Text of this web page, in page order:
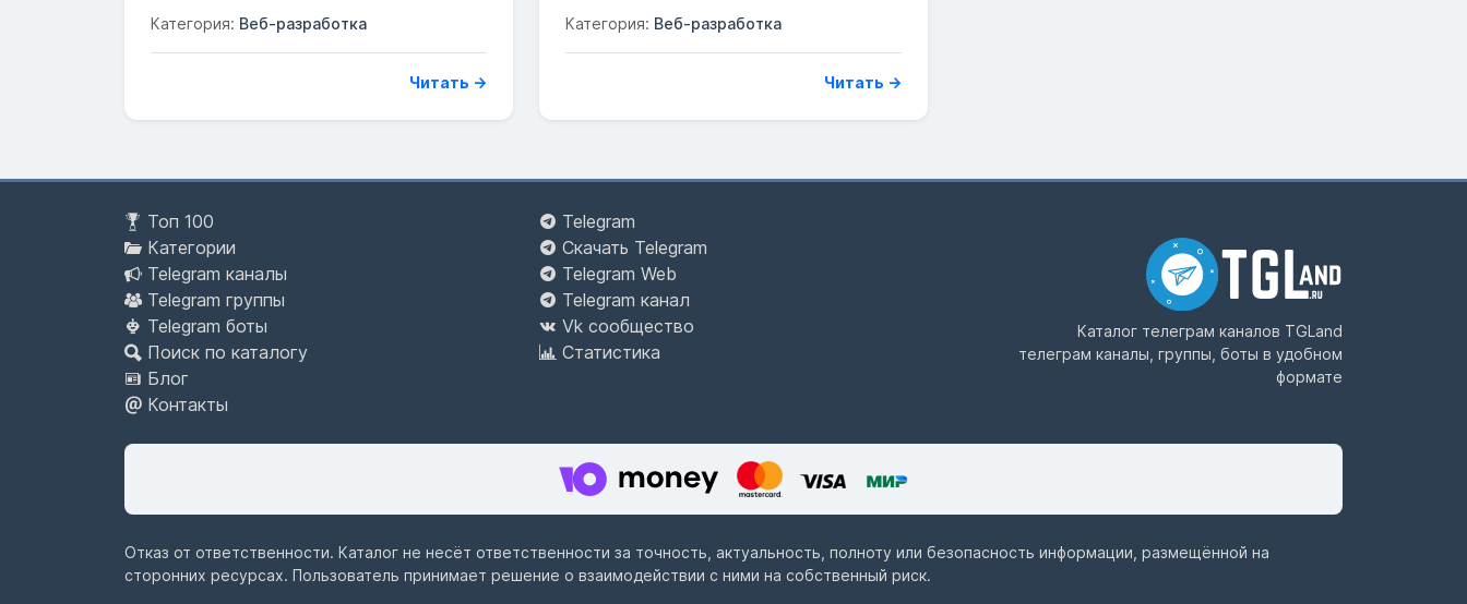
Категория: Веб-разработка
Читать →
Категория: Веб-разработка
Читать →
Топ 100
Категории
Telegram каналы
Telegram группы
Telegram боты
Поиск по каталогу
Блог
Контакты
Telegram
Скачать Telegram
Telegram Web
Telegram канал
Vk сообщество
Статистика
Каталог телеграм каналов TGLand
телеграм каналы, группы, боты в удобном
формате
Отказ от ответственности. Каталог не несёт ответственности за точность, актуальность, полноту или безопасность информации, размещённой на
сторонних ресурсах. Пользователь принимает решение о взаимодействии с ними на собственный риск.